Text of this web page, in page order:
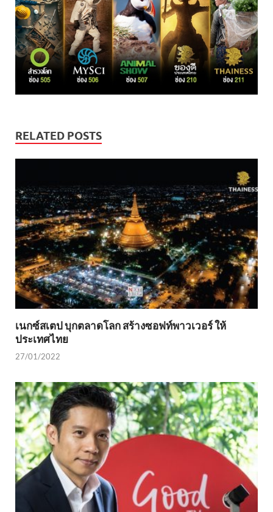
RELATED POSTS
เนกซ์สเตป บุกตลาดโลก สร้างซอฟท์พาวเวอร์ ให้
ประเทศไทย
27/01/2022